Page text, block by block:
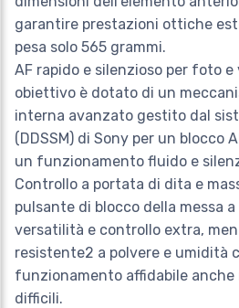
garantire prestazioni ottiche
pesa solo 565 grammi.
AF rapido e silenzioso per foto
obiettivo è dotato di un
interna avanzato gestito dal
(DDSSM) di Sony per un blocco
un funzionamento fluido e
Controllo a portata di dita e
pulsante di blocco della messa
versatilità e controllo extra,
resistente2 a polvere e umidità
funzionamento affidabile anche
difficili.